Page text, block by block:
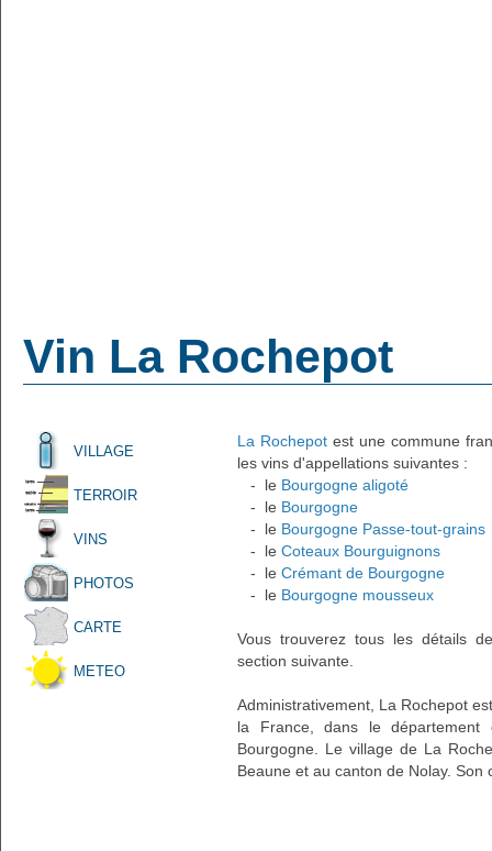
Vin La Rochepot
VILLAGE
TERROIR
VINS
PHOTOS
CARTE
METEO
La Rochepot est une commune
les vins d'appellations suivantes :
- le Bourgogne aligoté
- le Bourgogne
- le Bourgogne Passe-tout-grains
- le Coteaux Bourguignons
- le Crémant de Bourgogne
- le Bourgogne mousseux
Vous trouverez tous les détails
section suivante.
Administrativement, La Rochepot
la France, dans le
Bourgogne. Le village de La
Beaune et au canton de Nolay. Son